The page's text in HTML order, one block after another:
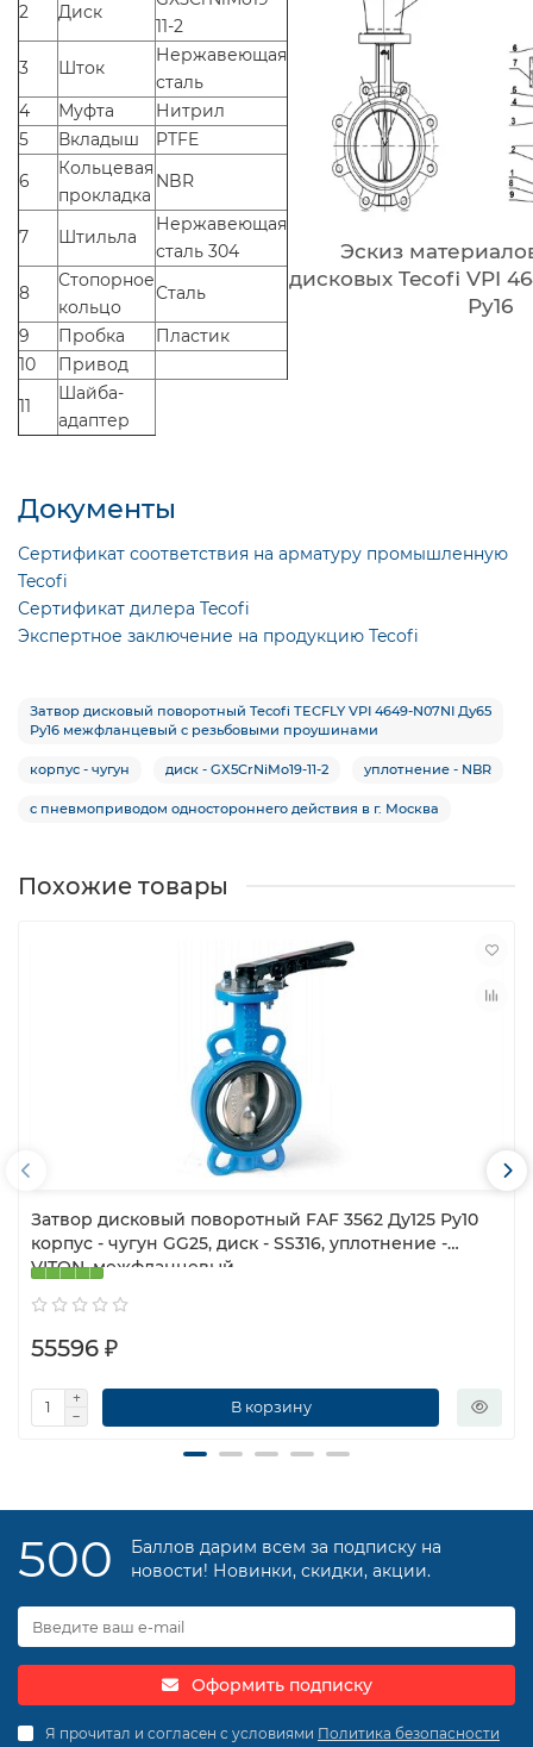
2 Диск
11-2
3
Шток
Нержавеющая
сталь
4
Муфта
Нитрил
5
Вкладыш
PTFE
6
Кольцевая
прокладка
NBR
7 Штильла
Нержавеющая
сталь 304
8
Стопорное
кольцо
Сталь
9
Пробка
Пластик
10
Привод
11
Шайба-
адаптер
Эскиз
дисковых Tecofi VPI
Ру16
Документы
Сертификат соответствия на арматуру промышленную
Tecofi
Сертификат дилера Tecofi
Экспертное заключение на продукцию Tecofi
Затвор дисковый поворотный Tecofi TECFLY VPI 4649-N07NI Ду65
Ру16 межфланцевый с резьбовыми проушинами
корпус - чугун диск - GX5CrNiMo19-11-2 уплотнение - NBR
с пневмоприводом одностороннего действия в г. Москва
Похожие товары
Затвор дисковый поворотный FAF 3562 Ду125 Ру10
корпус - чугун GG25, диск - SS316, уплотнение -
VITON, межфланцевый
55596 ₽
В корзину
500
Баллов дарим всем за подписку на
новости! Новинки, скидки, акции.
Оформить подписку
Я прочитал и согласен с условиями Политика безопасности